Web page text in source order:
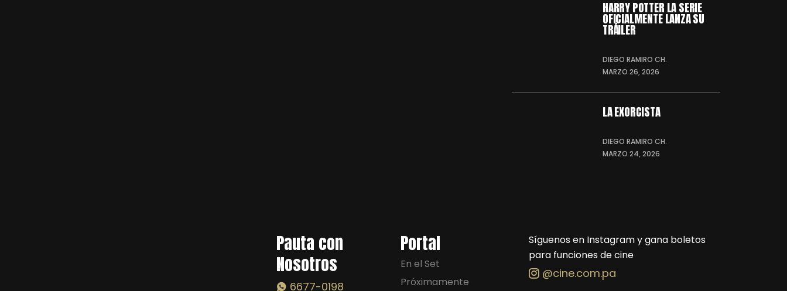
HARRY POTTER LA SERIE
OFICIALMENTE LANZA SU
TRÁILER
DIEGO RAMIRO CH.
MARZO 26, 2026
LA EXORCISTA
DIEGO RAMIRO CH.
MARZO 24, 2026
Pauta con
Nosotros
6677-0198
Portal
En el Set
Próximamente
Síguenos en Instagram y gana boletos
para funciones de cine
@cine.com.pa